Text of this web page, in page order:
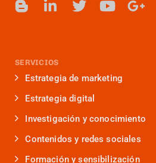
SERVICIOS
Estrategia de marketing
Estrategia digital
Investigación y conocimiento
Contenidos y redes sociales
Formación y sensibilización